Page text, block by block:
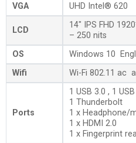
VGA
UHD Intel® 620
LCD
14″ IPS FHD
– 250 nits
OS
Windows 10
Wifi
Wi-Fi 802.11 ac
Ports
1 USB 3.0 , 1
1 Thunderbolt
1 x Headphone/
1 x HDMI 2.0
1 x Fingerprint